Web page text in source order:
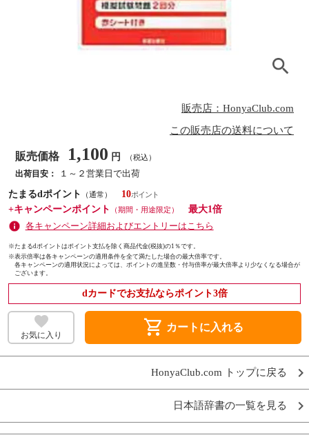
販売店：HonyaClub.com
この販売店の送料について
販売価格 1,100 円 （税込）
出荷目安：
１～２営業日で出荷
たまるdポイント
（通常）
10
+キャンペーンポイント
（期間・用途限定）
最大1倍
各キャンペーン詳細およびエントリーはこちら
※たまるdポイントはポイント支払を除く商品代金(税抜)の1％です。
※表示倍率は各キャンペーンの適用条件を全て満たした場合の最大倍率です。
各キャンペーンの適用状況によっては、ポイントの進呈数・付与倍率が最大倍率より少なくなる場合が
ございます。
dカードでお支払ならポイント3倍
お気に入り shopping_cart カートに入れる
HonyaClub.com トップに戻る
日本語辞書の一覧を見る